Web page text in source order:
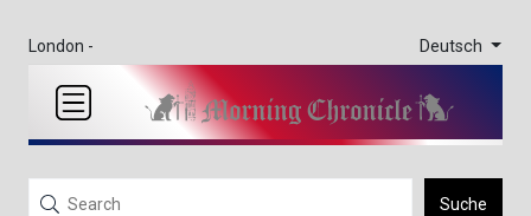
London - Deutsch
Suche